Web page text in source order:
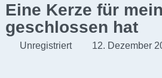
Eine Kerze für
geschlossen hat
Unregistriert 12. Dezember